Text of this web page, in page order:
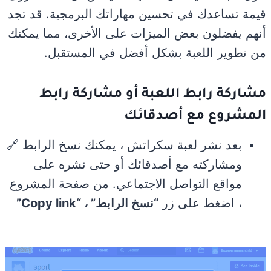
قيمة تساعدك في تحسين مهاراتك البرمجية. قد تجد
أنهم يفضلون بعض الميزات على الأخرى، مما يمكنك
من تطوير اللعبة بشكل أفضل في المستقبل.
مشاركة رابط اللعبة أو مشاركة رابط
المشروع مع أصدقائك
بعد نشر لعبة سكراتش ، يمكنك نسخ الرابط 🔗
ومشاركته مع أصدقائك أو حتى نشره على
مواقع التواصل الاجتماعي. من صفحة المشروع
، اضغط على زر “نسخ الرابط” ، “Copy link”